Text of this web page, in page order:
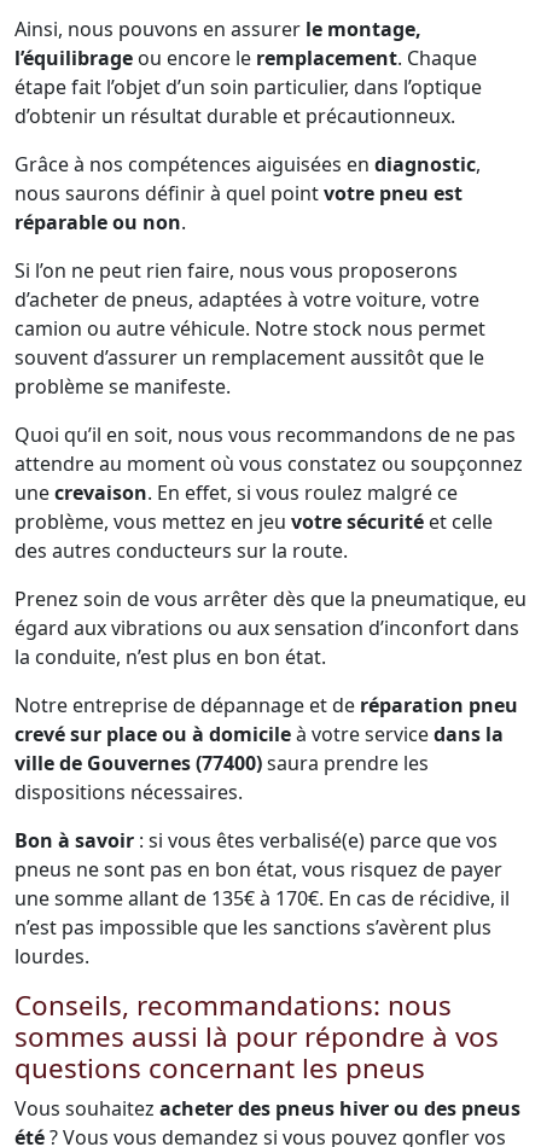
Ainsi, nous pouvons en assurer le montage,
l’équilibrage ou encore le remplacement. Chaque
étape fait l’objet d’un soin particulier, dans l’optique
d’obtenir un résultat durable et précautionneux.
Grâce à nos compétences aiguisées en diagnostic,
nous saurons définir à quel pointvotre pneu est
réparable ou non.
Si l’on ne peut rien faire, nous vous proposerons
d’acheter de pneus, adaptées à votre voiture, votre
camion ou autre véhicule. Notre stock nous permet
souvent d’assurer un remplacement aussitôt que le
problème se manifeste.
Quoi qu’il en soit, nous vous recommandons de ne pas
attendre au moment où vous constatez ou soupçonnez
unecrevaison. En effet, si vous roulez malgré ce
problème, vous mettez en jeu votre sécurité et celle
des autres conducteurs sur la route.
Prenez soin de vous arrêter dès que la pneumatique, eu
égard aux vibrations ou aux sensation d’inconfort dans
la conduite, n’est plus en bon état.
Notre entreprise de dépannage et de réparation pneu
crevé sur place ou à domicileà votre servicedans la
ville de Gouvernes (77400)saura prendre les
dispositions nécessaires.
Bon à savoir : si vous êtes verbalisé(e) parce que vos
pneus ne sont pas en bon état, vous risquez de payer
une somme allant de 135€ à 170€. En cas de récidive, il
n’est pas impossible que les sanctions s’avèrent plus
lourdes.
Conseils, recommandations: nous
sommes aussi là pour répondre à vos
questions concernant les pneus
Vous souhaitez acheter des pneus hiver ou des pneus
été? Vous vous demandez si vous pouvez gonfler vos